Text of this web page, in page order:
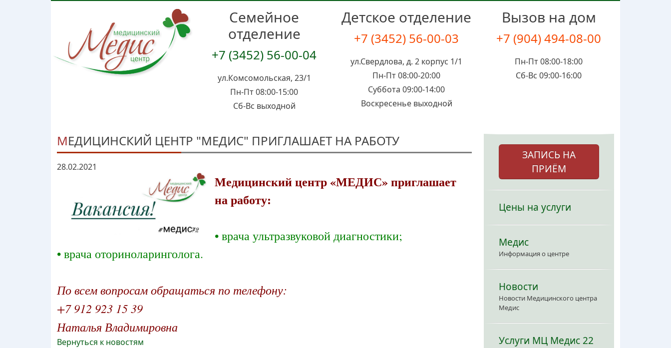
Семейное
отделение
+7 (3452) 56-00-04
ул.Комсомольская, 23/1
Пн-Пт 08:00-15:00
Сб-Вс выходной
Детское отделение
+7 (3452) 56-00-03
ул.Свердлова, д. 2 корпус 1/1
Пн-Пт 08:00-20:00
Суббота 09:00-14:00
Воскресенье выходной
Вызов на дом
+7 (904) 494-08-00
Пн-Пт 08:00-18:00
Сб-Вс 09:00-16:00
МЕДИЦИНСКИЙ ЦЕНТР "МЕДИС" ПРИГЛАШАЕТ НА РАБОТУ
28.02.2021
Медицинский центр «МЕДИС» приглашает
на работу:
• врача ультразвуковой диагностики;
• врача оториноларинголога.
По всем вопросам обращаться по телефону:
+7 912 923 15 39
Наталья Владимировна
Вернуться к новостям
ЗАПИСЬ НА
ПРИЁМ
Цены на услуги
Медис
Информация о центре
Новости
Новости Медицинского центра
Медис
Услуги МЦ Медис 22